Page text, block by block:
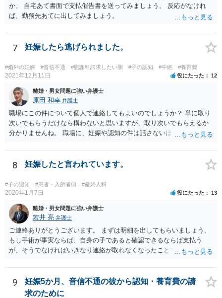
か。 自宅あて書面で支払催告書を送ってみましょう。 反応がなけれ
ば、勤務先あてに出してみましょう。
7 妊娠したら逃げられました。
#婚外の妊娠 #音信不通 #慰謝料請求したい側 #子の認知 #中絶 #養育費
2021年12月11日 役にたった 12
離婚・男女問題に強い弁護士
原田 和幸 弁護士
職場にこの件について個人で連絡してもよいのでしょうか？ 単に取り
次いでもらうだけなら構わないと思いますが、取り次いでもらえるか
分かりませんね。 職場に、妊娠や認知の件は話さないほうがよいと思
難しいと思われれば、弁護士に入ってもらうことも検討されてくださ
い。 一度、お近くの弁護士に相談されてみてもよいと思います。
8 妊娠したと言われています。
#子の認知 #患者・入所者側 #産婦人科
2020年1月7日 役にたった 13
離婚・男女問題に強い弁護士
若井 亮 弁護士
ご連絡ありがとうございます。 まずは明細を出してもらいましょう。
もし手術が事実ならば、自身の子であると確認できるならば支払う
が、そうでなければいきなり連絡が取れなくなったことで不信感もあ
してはいかがでしょうか。 代理人となる場合ですが、事務所ごとにま
ちまちです。 弊所の場合、交渉をお受けするとなると20万円くらいが
多いかと思います。
9
妊娠5か月、音信不通の彼から認知・養育費の請
求のために